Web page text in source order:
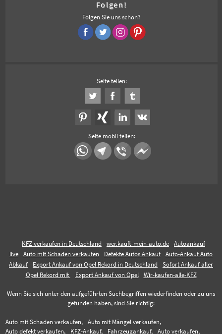
Folgen!
Folgen Sie uns schon?
Seite teilen:
Seite mobil teilen:
KFZ verkaufen in Deutschland wer.kauft-mein-auto.de
Autoankauf
live
Auto mit Schaden verkaufen Defekte Autos Ankauf
Auto-Ankauf Auto
Abkauf
Export Ankauf von Opel Rekord in Deutschland
Sofort Ankauf aller
Opel Rekord mit
Export Ankauf von Opel Wir-kaufen-alle-KFZ
Wenn Sie sich unter den aufgeführten Suchbegriffen wiederfinden oder zu uns
gefunden haben, sind Sie richtig:
Auto mit Schaden verkaufen,
Auto mit Mängel verkaufen,
Auto defekt verkaufen,
KFZ-Ankauf, Fahrzeugankauf, Auto verkaufen,